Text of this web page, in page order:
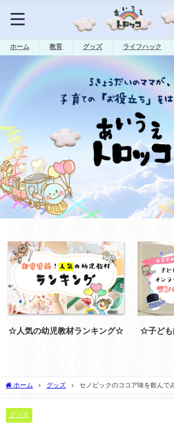
ホーム 教育 グッズ ライフハック
☆人気の幼児教材ランキング☆
☆子ども
ホーム グッズ
セノビックのココア味を飲んで
グッズ